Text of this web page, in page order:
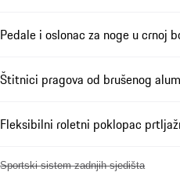
Pedale i oslonac za noge u crnoj
Štitnici pragova od brušenog
Fleksibilni roletni poklopac
Sportski sistem zadnjih sjedišta